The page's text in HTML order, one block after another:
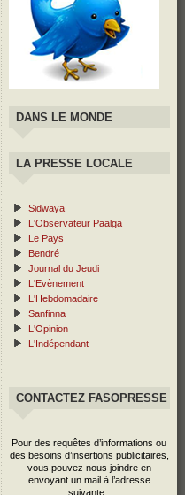
DANS LE MONDE
LA PRESSE LOCALE
Sidwaya
L'Observateur Paalga
Le Pays
Bendré
Journal du Jeudi
L'Evènement
L'Hebdomadaire
Sanfinna
L'Opinion
L'Indépendant
CONTACTEZ FASOPRESSE
Pour des requêtes d’informations ou
des besoins d’insertions publicitaires,
vous pouvez nous joindre en
envoyant un mail à l’adresse
suivante :